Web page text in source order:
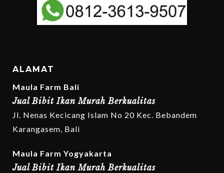
ALAMAT
Maula Farm Bali
Jual Bibit Ikan Murah Berkualitas
Jl. Nenas Kecicang Islam No 20 Kec. Bebandem
Karangasem, Bali
Maula Farm Yogyakarta
Jual Bibit Ikan Murah Berkualitas